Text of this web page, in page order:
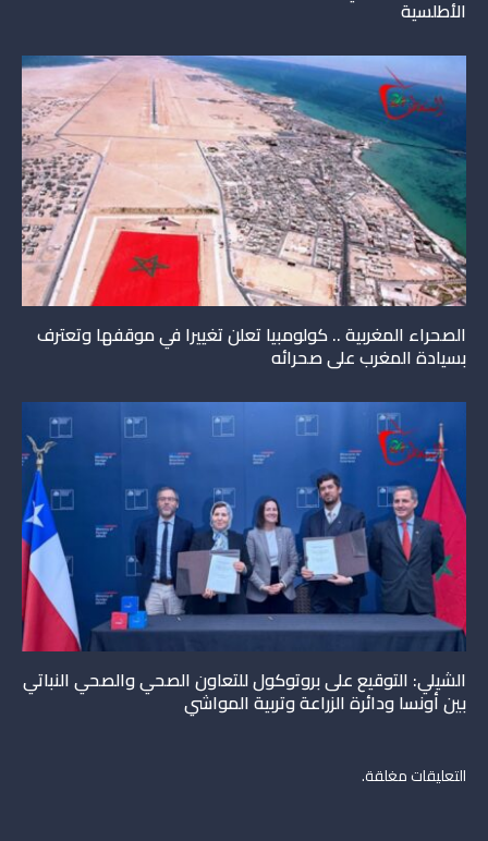
الأطلسية
الصحراء المغربية .. كولومبيا تعلن تغييرا في موقفها وتعترف
بسيادة المغرب على صحرائه
الشيلي: التوقيع على بروتوكول للتعاون الصحي والصحي النباتي
بين أونسا ودائرة الزراعة وتربية المواشي
التعليقات مغلقة.